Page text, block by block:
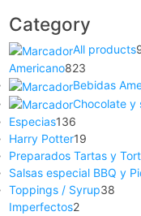
Category
All products
Americano823
Bebidas
Chocolate y
Especias136
Harry Potter19
Preparados Tartas y
Salsas especial BBQ y
Toppings / Syrup38
Imperfectos2